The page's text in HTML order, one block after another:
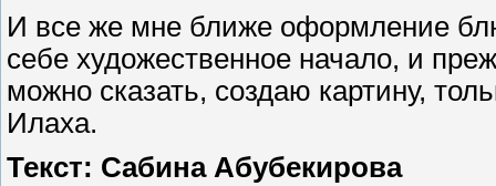
И все же мне ближе оформление
себе художественное начало, и
можно сказать, создаю картину,
Илаха.
Текст: Сабина Абубекирова